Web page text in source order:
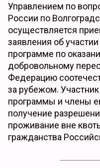
Управлением по
России по
осуществляется
заявления об
программе по
добровольному
Федерацию
за рубежом.
программы и члены
получение
проживание вне
гражданства